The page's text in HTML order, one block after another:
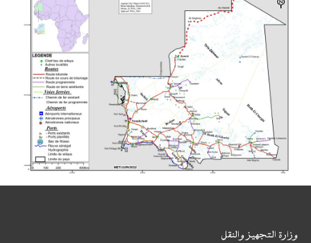
وزارة التجهيز والنقل